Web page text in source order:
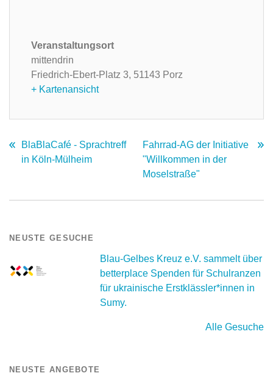
Veranstaltungsort
mittendrin
Friedrich-Ebert-Platz 3, 51143 Porz
+ Kartenansicht
BlaBlaCafé - Sprachtreff
in Köln-Mülheim
Fahrrad-AG der Initiative
"Willkommen in der
Moselstraße"
NEUSTE GESUCHE
Blau-Gelbes Kreuz e.V. sammelt über
betterplace Spenden für Schulranzen
für ukrainische Erstklässler*innen in
Sumy.
Alle Gesuche
NEUSTE ANGEBOTE